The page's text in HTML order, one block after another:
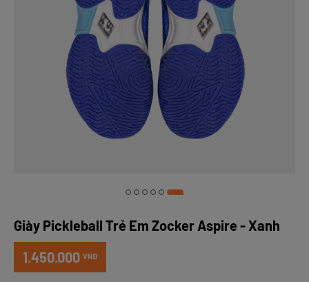
Giày Pickleball Trẻ Em Zocker Aspire - Xanh
1.450.000 VNĐ